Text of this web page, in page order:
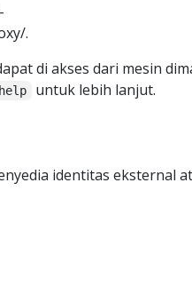
.
di akses dari mesin
untuk lebih lanjut.
identitas eksternal